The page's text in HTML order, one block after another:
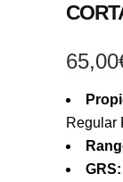
65,00
Regular
GRS: